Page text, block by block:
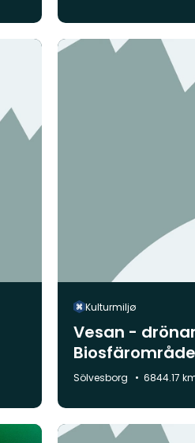
Kulturmiljø
Vesan -
naturlandskap
Kommune:
Sölvesborg 6844.17